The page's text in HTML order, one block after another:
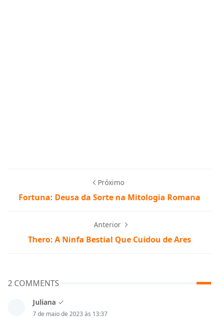
Próximo
Fortuna: Deusa da Sorte na Mitologia Romana
Anterior
Thero: A Ninfa Bestial Que Cuidou de Ares
2 COMMENTS
Juliana
7 de maio de 2023 às 13:37